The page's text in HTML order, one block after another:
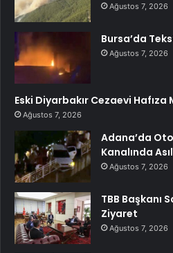
Ağustos 7, 2026
Bursa’da
Ağustos 7, 2026
Eski Diyarbakır Cezaevi
Ağustos 7, 2026
Adana’da
Kanalında
Ağustos 7, 2026
TBB Başkanı
Ziyaret
Ağustos 7, 2026